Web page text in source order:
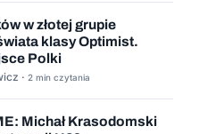
w złotej grupie
klasy Optimist.
Polki
· 2 min czytania
Michał Krasodomski